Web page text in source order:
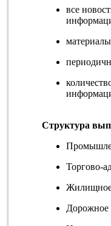
все
Структура
Торгово-
Жилищное
Дорожное